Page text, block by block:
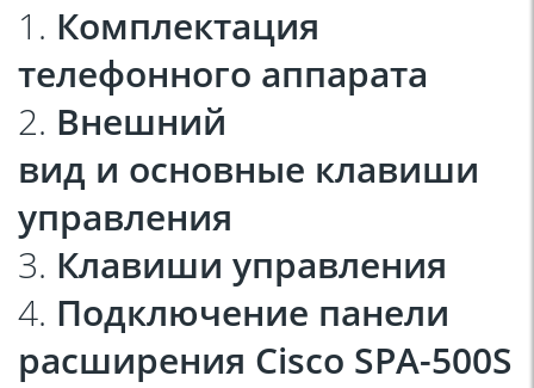
1. Комплектация
телефонного аппарата
2. Внешний
вид и основные клавиши
управления
3. Клавиши управления
4. Подключение панели
расширения Cisco SPA-500S